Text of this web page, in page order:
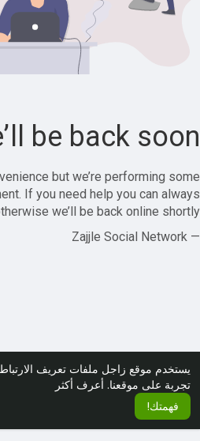
يستخدم موقع زاجل ملفات تعريف
تجربة على موقعنا. أعرف أكثر
فهمتك!
be back soon!
but we’re performing some
If you need help you can always
we’ll be back online shortly!
— Zajjle Social Network